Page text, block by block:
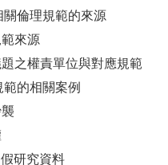
關倫理規範的來源
來源
之權責單位與對應規範
的相關案例
研究資料